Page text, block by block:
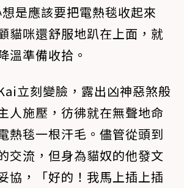
是應該要把電熱毯收起來
貓咪還舒服地趴在上面，就
溫準備收拾。
立刻變臉，露出凶神惡煞般
人施壓，彷彿就在無聲地命
熱毯一根汗毛。儘管從頭到
交流，但身為貓奴的他發文
協，「好的！我馬上插上插